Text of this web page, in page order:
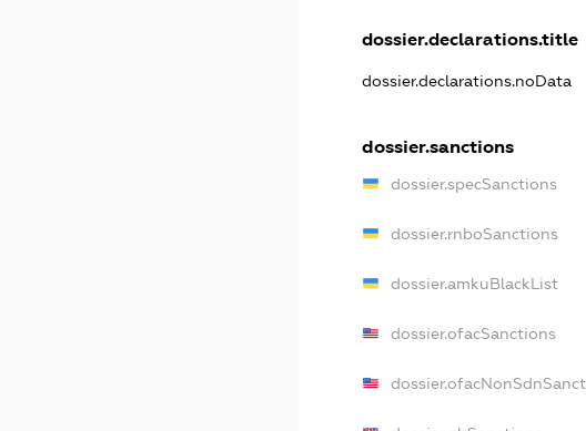
dossier.declarations.title
dossier.declarations.noData
dossier.sanctions
dossier.specSanctions
dossier.rnboSanctions
dossier.amkuBlackList
dossier.ofacSanctions